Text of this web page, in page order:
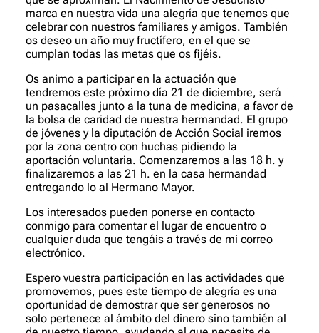
marca en nuestra vida una alegría que tenemos que
celebrar con nuestros familiares y amigos. También
os deseo un año muy fructífero, en el que se
cumplan todas las metas que os fijéis.
Os animo a participar en la actuación que
tendremos este próximo día 21 de diciembre, será
un pasacalles junto a la tuna de medicina, a favor de
la bolsa de caridad de nuestra hermandad. El grupo
de jóvenes y la diputación de Acción Social iremos
por la zona centro con huchas pidiendo la
aportación voluntaria. Comenzaremos a las 18 h. y
finalizaremos a las 21 h. en la casa hermandad
entregando lo al Hermano Mayor.
Los interesados pueden ponerse en contacto
conmigo para comentar el lugar de encuentro o
cualquier duda que tengáis a través de mi correo
electrónico.
Espero vuestra participación en las actividades que
promovemos, pues este tiempo de alegría es una
oportunidad de demostrar que ser generosos no
solo pertenece al ámbito del dinero sino también al